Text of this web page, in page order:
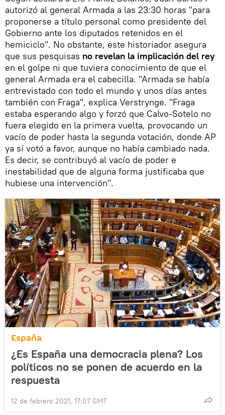
autorizó al general Armada a las 23:30 horas "para
proponerse a título personal como presidente del
Gobierno ante los diputados retenidos en el
hemiciclo". No obstante, este historiador asegura
que sus pesquisas no revelan la implicación del rey
en el golpe ni que tuviera conocimiento de que el
general Armada era el cabecilla. "Armada se había
entrevistado con todo el mundo y unos días antes
también con Fraga", explica Verstrynge. "Fraga
estaba esperando algo y forzó que Calvo-Sotelo no
fuera elegido en la primera vuelta, provocando un
vacío de poder hasta la segunda votación, donde AP
ya sí votó a favor, aunque no había cambiado nada.
Es decir, se contribuyó al vacío de poder e
inestabilidad que de alguna forma justificaba que
hubiese una intervención".
España
¿Es España una democracia plena? Los
políticos no se ponen de acuerdo en la
respuesta
12 de febrero 2021, 17:07 GMT